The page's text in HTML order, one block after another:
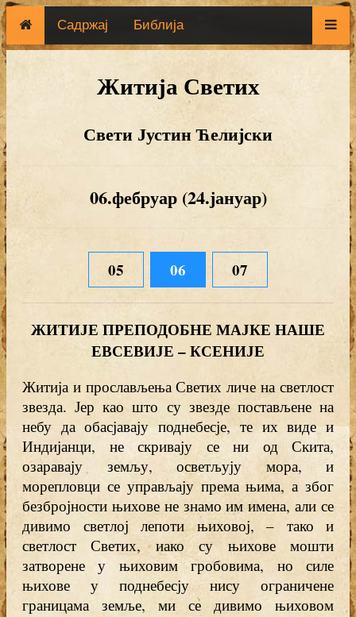
Садржај Библија
Житија Светих
Свети Јустин Ћелијски
06.фебруар (24.јануар)
05 06 07
ЖИТИЈЕ ПРЕПОДОБНЕ МАЈКЕ НАШЕ
ЕВСЕВИЈЕ – КСЕНИЈЕ
Житија и прослављења Светих личе на светлост
звезда. Јер као што су звезде постављене на
небу да обасјавају поднебесје, те их виде и
Индијанци, не скривају се ни од Скита,
озаравају земљу, осветљују мора, и
морепловци се управљају према њима, а због
безбројности њихове не знамо им имена, али се
дивимо светлој лепоти њиховој, – тако и
светлост Светих, иако су њихове мошти
затворене у њиховим гробовима, но силе
њихове у поднебесју нису ограничене
границама земље, ми се дивимо њиховом